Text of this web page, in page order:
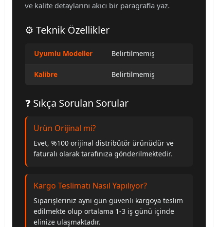
ve kalite detaylarını akıcı bir paragrafla yaz.
⚙️ Teknik Özellikler
Uyumlu Modeller Belirtilmemiş
Kalibre Belirtilmemiş
❓ Sıkça Sorulan Sorular
Ürün Orijinal mi?
Evet, %100 orijinal distribütör ürünüdür ve
faturalı olarak tarafınıza gönderilmektedir.
Kargo Teslimatı Nasıl Yapılıyor?
Siparişleriniz aynı gün güvenli kargoya teslim
edilmekte olup ortalama 1-3 iş günü içinde
elinize ulaşmaktadır.